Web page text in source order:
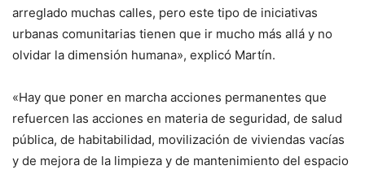
arreglado muchas calles, pero este tipo de iniciativas
urbanas comunitarias tienen que ir mucho más allá y no
olvidar la dimensión humana», explicó Martín.
«Hay que poner en marcha acciones permanentes que
refuercen las acciones en materia de seguridad, de salud
pública, de habitabilidad, movilización de viviendas vacías
y de mejora de la limpieza y de mantenimiento del espacio